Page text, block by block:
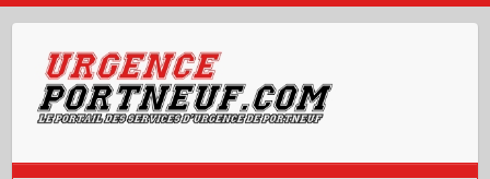
content